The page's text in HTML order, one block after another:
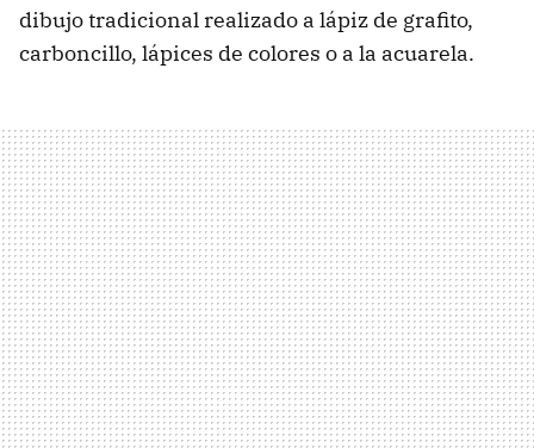
dibujo tradicional realizado a lápiz de grafito,
carboncillo, lápices de colores o a la acuarela.